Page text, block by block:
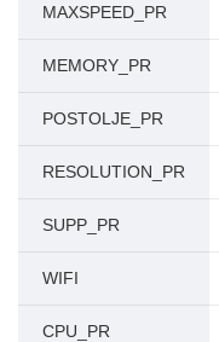
MAXSPEED_PR
MEMORY_PR
POSTOLJE_PR
RESOLUTION_PR
SUPP_PR
WIFI
CPU_PR